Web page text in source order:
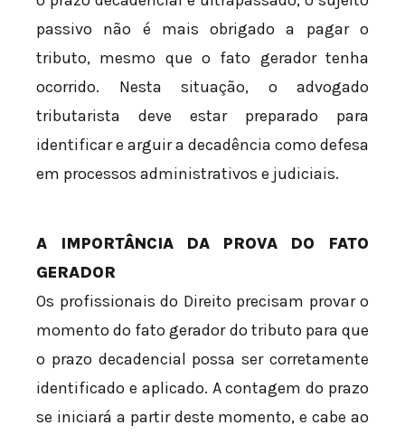
passivo não é mais obrigado a pagar o
tributo, mesmo que o fato gerador tenha
ocorrido. Nesta situação, o advogado
tributarista deve estar preparado para
identificar e arguir a decadência como defesa
em processos administrativos e judiciais.
A IMPORTÂNCIA DA PROVA DO FATO
GERADOR
Os profissionais do Direito precisam provar o
momento do fato gerador do tributo para que
o prazo decadencial possa ser corretamente
identificado e aplicado. A contagem do prazo
se iniciará a partir deste momento, e cabe ao